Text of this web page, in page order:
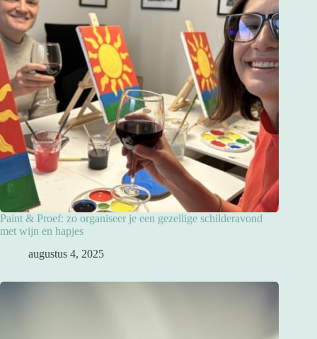
Paint & Proef: zo organiseer je een gezellige schilderavond
met wijn en hapjes
augustus 4, 2025